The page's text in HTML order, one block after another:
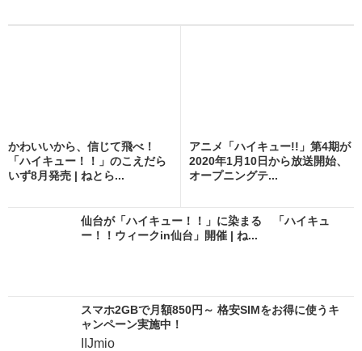
かわいいから、信じて飛べ！
「ハイキュー！！」のこえだら
いず8月発売 | ねとら...
アニメ「ハイキュー!!」第4期が
2020年1月10日から放送開始、
オープニングテ...
仙台が「ハイキュー！！」に染まる 「ハイキュ
ー！！ウィークin仙台」開催 | ね...
スマホ2GBで月額850円～ 格安SIMをお得に使うキ
ャンペーン実施中！
IIJmio